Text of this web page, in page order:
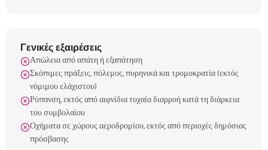
Γενικές εξαιρέσεις
Απώλεια από απάτη ή εξαπάτηση
Σκόπιμες πράξεις, πόλεμος, πυρηνικά και τρομοκρατία (εκτός
νόμιμου ελάχιστου)
Ρύπανση, εκτός από αιφνίδια τυχαία διαρροή κατά τη διάρκεια
του συμβολαίου
Οχήματα σε χώρους αεροδρομίου, εκτός από περιοχές δημόσιας
πρόσβασης